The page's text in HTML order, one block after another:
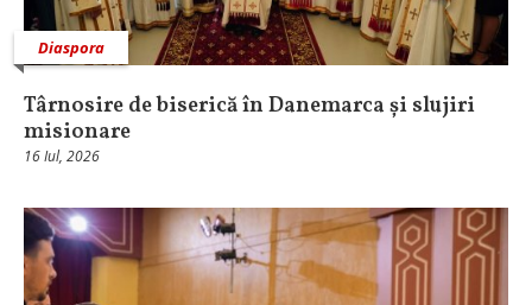
Diaspora
Târnosire de biserică în Danemarca și slujiri
misionare
16 Iul, 2026